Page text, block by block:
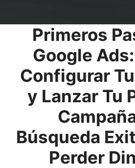
Primeros
Google
Configurar
y Lanzar Tu
Búsqueda
Perder